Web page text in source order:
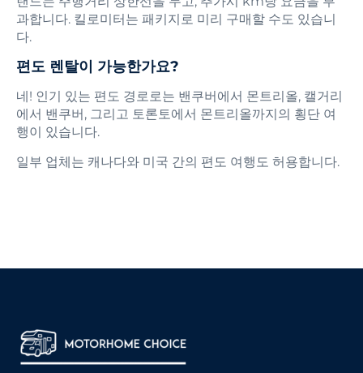
과합니다. 킬로미터는 패키지로 미리 구매할 수도 있습니
다.
편도 렌탈이 가능한가요?
네! 인기 있는 편도 경로로는 밴쿠버에서 몬트리올, 캘거리
에서 밴쿠버, 그리고 토론토에서 몬트리올까지의 횡단 여
행이 있습니다.
일부 업체는 캐나다와 미국 간의 편도 여행도 허용합니다.